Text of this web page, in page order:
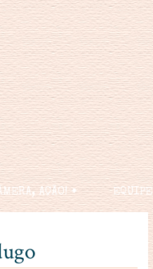
AÇÃO! 🠻 EQUIPE